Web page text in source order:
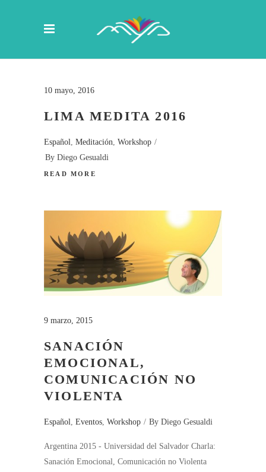
10 mayo, 2016
LIMA MEDITA 2016
Español, Meditación, Workshop
By Diego Gesualdi
READ MORE
9 marzo, 2015
SANACIÓN
EMOCIONAL,
COMUNICACIÓN NO
VIOLENTA
Español, Eventos, Workshop By Diego Gesualdi
Argentina 2015 - Universidad del Salvador Charla:
Sanación Emocional, Comunicación no Violenta